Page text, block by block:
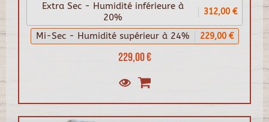
229,00 €
Extra Sec - Humidité inférieure à
20%
312,00 €
Mi-Sec - Humidité supérieur à 24% 229,00 €